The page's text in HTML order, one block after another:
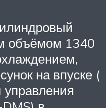
объёмом 1340
на впуске (